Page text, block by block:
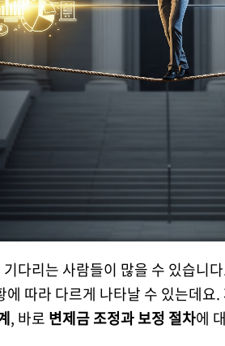
다리는 사람들이 많을 수 있습니
에 따라 다르게 나타날 수 있는데요.
, 바로 변제금 조정과 보정 절차에